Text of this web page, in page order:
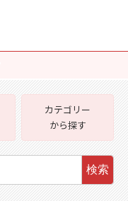
カテゴリー
から探す
検索